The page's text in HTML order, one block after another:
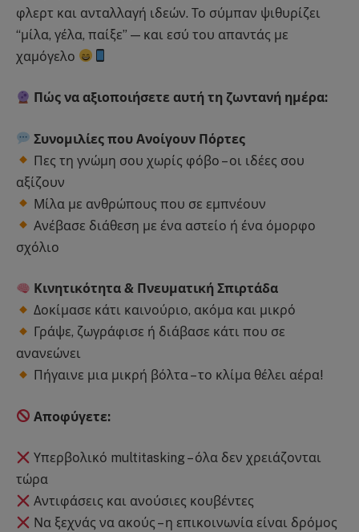
φλερτ και ανταλλαγή ιδεών. Το σύμπαν ψιθυρίζει
“μίλα, γέλα, παίξε” — και εσύ του απαντάς με
χαμόγελο
Πώς να αξιοποιήσετε αυτή τη ζωντανή ημέρα:
Συνομιλίες που Ανοίγουν Πόρτες
Πες τη γνώμη σου χωρίς φόβο – οι ιδέες σου
αξίζουν
Μίλα με ανθρώπους που σε εμπνέουν
Ανέβασε διάθεση με ένα αστείο ή ένα όμορφο
σχόλιο
Κινητικότητα & Πνευματική Σπιρτάδα
Δοκίμασε κάτι καινούριο, ακόμα και μικρό
Γράψε, ζωγράφισε ή διάβασε κάτι που σε
ανανεώνει
Πήγαινε μια μικρή βόλτα – το κλίμα θέλει αέρα!
Αποφύγετε:
Υπερβολικό multitasking – όλα δεν χρειάζονται
τώρα
Αντιφάσεις και ανούσιες κουβέντες
Να ξεχνάς να ακούς – η επικοινωνία είναι δρόμος